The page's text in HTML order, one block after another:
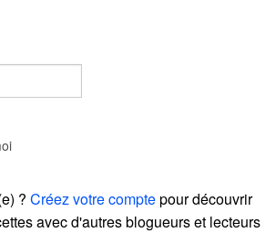
? Créez votre comptepour découvrir
avec d'autres blogueurs et lecteurs